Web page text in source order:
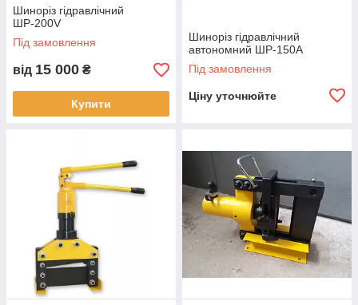
Шиноріз гідравлічний
ШР-200V
Під замовлення
від 15 000 ₴
Купити
Шиноріз гідравлічний
автономний ШР-150A
Під замовлення
Ціну уточнюйте